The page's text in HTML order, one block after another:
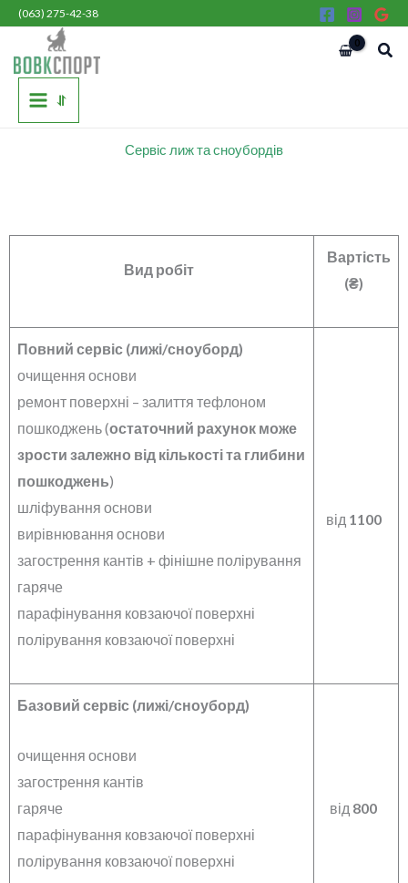
Перейти
вмісту
(063) 275-42-38
⥯
Сервіс лижта сноубордів
Вид робіт
Вартість
(₴)
Повний сервіс (лижі/сноуборд)
очищення основи
ремонт поверхні – залиття тефлоном
пошкоджень (остаточний рахунок може
зрости залежно від кількості та глибини
пошкоджень)
шліфування основи
вирівнювання основи
загострення кантів + фінішне полірування
гаряче
парафінування ковзаючої поверхні
полірування ковзаючої поверхні
від 1100
Базовий сервіс (лижі/сноуборд)
очищення основи
загострення кантів
гаряче
парафінування ковзаючої поверхні
полірування ковзаючої поверхні
від 800